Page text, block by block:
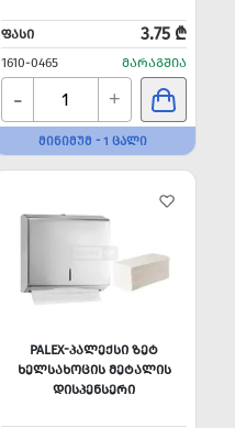
ᲤᲐᲡᲘ 3.75 ₾
1610-0465 ᲛᲐᲠᲐᲒᲨᲘᲐ
- +
ᲛᲘᲜᲘᲛᲣᲛ - 1 ᲪᲐᲚᲘ
PALEX-ᲞᲐᲚᲔᲥᲡᲘ ᲖᲔᲢ
ᲮᲔᲚᲡᲐᲮᲝᲪᲘᲡ ᲛᲔᲢᲐᲚᲘᲡ
ᲓᲘᲡᲞᲔᲜᲡᲔᲠᲘ